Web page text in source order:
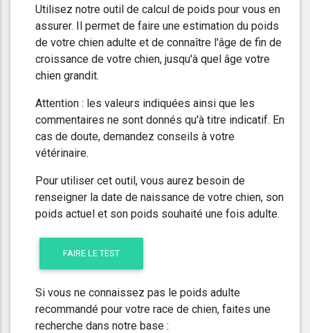
Utilisez notre outil de calcul de poids pour vous en
assurer. Il permet de faire une estimation du poids
de votre chien adulte et de connaître l'âge de fin de
croissance de votre chien, jusqu'à quel âge votre
chien grandit.
Attention : les valeurs indiquées ainsi que les
commentaires ne sont donnés qu'à titre indicatif. En
cas de doute, demandez conseils à votre
vétérinaire.
Pour utiliser cet outil, vous aurez besoin de
renseigner la date de naissance de votre chien, son
poids actuel et son poids souhaité une fois adulte.
FAIRE LE TEST
Si vous ne connaissez pas le poids adulte
recommandé pour votre race de chien, faites une
recherche dans notre base :